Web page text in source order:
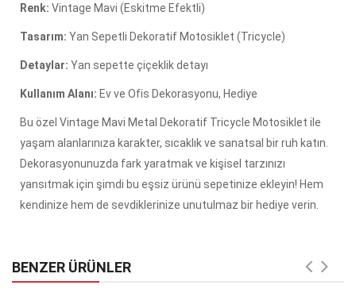
Renk: Vintage Mavi (Eskitme Efektli)
Tasarım: Yan Sepetli Dekoratif Motosiklet (Tricycle)
Detaylar: Yan sepette çiçeklik detayı
Kullanım Alanı: Ev ve Ofis Dekorasyonu, Hediye
Bu özel Vintage Mavi Metal Dekoratif Tricycle Motosiklet ile
yaşam alanlarınıza karakter, sıcaklık ve sanatsal bir ruh katın.
Dekorasyonunuzda fark yaratmak ve kişisel tarzınızı
yansıtmak için şimdi bu eşsiz ürünü sepetinize ekleyin! Hem
kendinize hem de sevdiklerinize unutulmaz bir hediye verin.
BENZER ÜRÜNLER